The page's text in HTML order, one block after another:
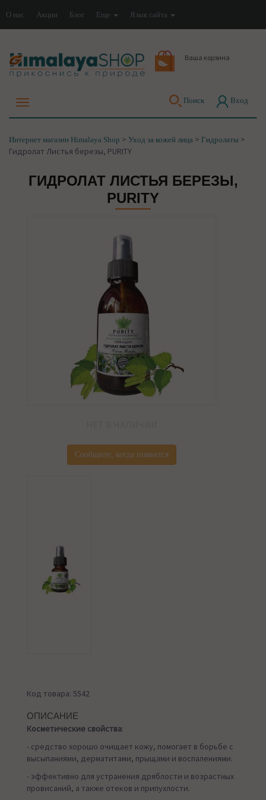
О нас Акции Блог Еще Язык сайта
Ваша корзина
Поиск Вход
Интернет магазин Himalaya Shop > Уход за кожей лица > Гидролаты >
Гидролат Листья березы, PURITY
ГИДРОЛАТ ЛИСТЬЯ БЕРЕЗЫ,
PURITY
Сообщите, когда появится
Код товара: 5542
ОПИСАНИЕ
Косметические свойства:
- средство хорошо очищает кожу, помогает в борьбе с
высыпаниями, дерматитами, прыщами и воспалениями.
- эффективно для устранения дряблости и возрастных
провисаний, а также отеков и припухлости.